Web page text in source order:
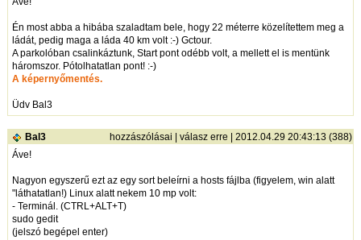
Én most abba a hibába szaladtam bele, hogy 22 méterre közelítettem meg a
ládát, pedig maga a láda 40 km volt :-) Gctour.
A parkolóban csalinkáztunk, Start pont odébb volt, a mellett el is mentünk
háromszor. Pótolhatatlan pont! :-)
A képernyőmentés.
Üdv Bal3
Bal3 hozzászólásai |válasz erre | 2012.04.29 20:43:13 (388)
Áve!
Nagyon egyszerű ezt az egy sort beleírni a hosts fájlba (figyelem, win alatt
"láthatatlan!) Linux alatt nekem 10 mp volt:
- Terminál. (CTRL+ALT+T)
sudo gedit
(jelszó begépel enter)